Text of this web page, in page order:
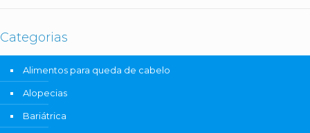
Categorias
Alimentos para queda de cabelo
Alopecias
Bariátrica